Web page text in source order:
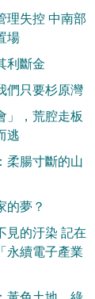
理失控 中南部
場
利斷金
們只要杉原灣
」，荒腔走板
逃
柔腸寸斷的山
的夢？
見的汙染 記在
永續電子產業